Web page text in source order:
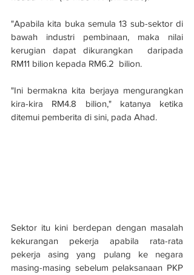
"Apabila kita buka semula 13 sub-sektor di
bawah industri pembinaan, maka nilai
kerugian dapat dikurangkan  daripada
RM11 bilion kepada RM6.2  bilion.
"Ini bermakna kita berjaya mengurangkan
kira-kira RM4.8 bilion," katanya ketika
ditemui pemberita di sini, pada Ahad.
Sektor itu kini berdepan dengan masalah
kekurangan pekerja apabila rata-rata
pekerja asing yang pulang ke negara
masing-masing sebelum pelaksanaan PKP